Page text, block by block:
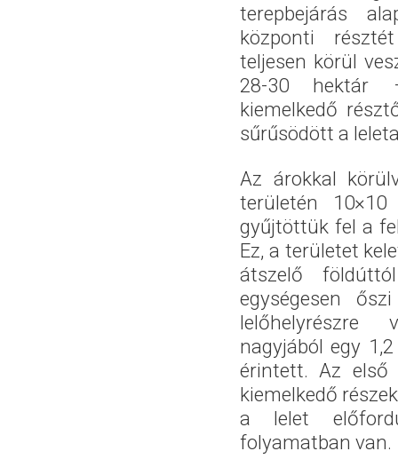
terepbejárás
központi
teljesen körül
28-30
kiemelkedő
sűrűsödött a
Az árokkal
területén 10×10
gyűjtöttük fel a
Ez, a területet
átszelő
egységesen
lelőhelyrészre
nagyjából egy
érintett. Az első
kiemelkedő
a lelet
folyamatban van.